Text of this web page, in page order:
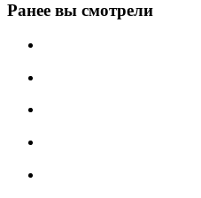
Ранее вы смотрели